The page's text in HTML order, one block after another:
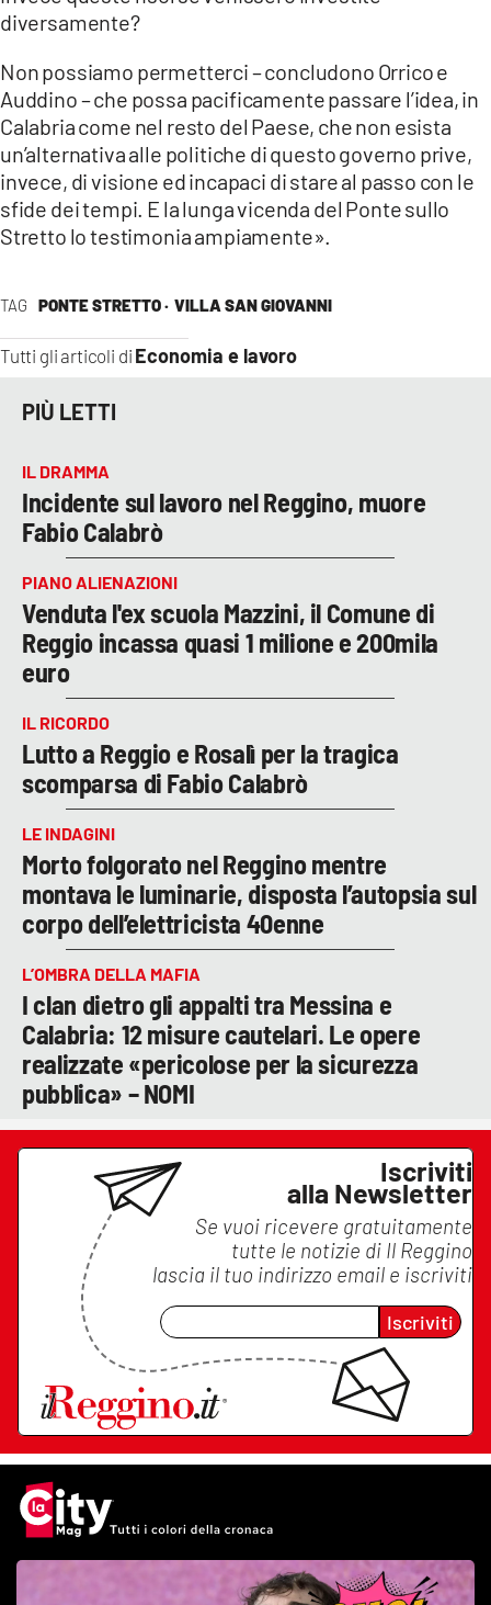
TAG PONTE STRETTO · VILLA SAN GIOVANNI
Tutti gli articoli di Economia e lavoro
diversamente?
Non possiamo permetterci – concludono Orrico e
Auddino – che possa pacificamente passare l’idea, in
Calabria come nel resto del Paese, che non esista
un’alternativa alle politiche di questo governo prive,
invece, di visione ed incapaci di stare al passo con le
sfide dei tempi. E la lunga vicenda del Ponte sullo
Stretto lo testimonia ampiamente».
PIÙ LETTI
IL DRAMMA
Incidente sul lavoro nel Reggino, muore
Fabio Calabrò
PIANO ALIENAZIONI
Venduta l'ex scuola Mazzini, il Comune di
Reggio incassa quasi 1 milione e 200mila
euro
IL RICORDO
Lutto a Reggio e Rosalì per la tragica
scomparsa di Fabio Calabrò
LE INDAGINI
Morto folgorato nel Reggino mentre
montava le luminarie, disposta l’autopsia sul
corpo dell’elettricista 40enne
L’OMBRA DELLA MAFIA
I clan dietro gli appalti tra Messina e
Calabria: 12 misure cautelari. Le opere
realizzate «pericolose per la sicurezza
pubblica» – NOMI
Iscriviti
alla Newsletter
Se vuoi ricevere gratuitamente
tutte le notizie di Il Reggino
lascia il tuo indirizzo email e iscriviti
Iscriviti